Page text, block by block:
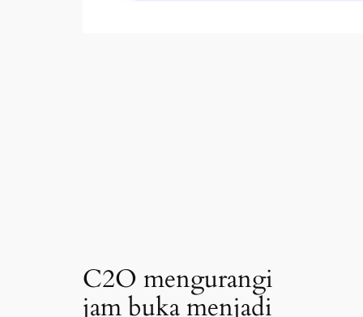
C2O mengurangi
jam buka menjadi